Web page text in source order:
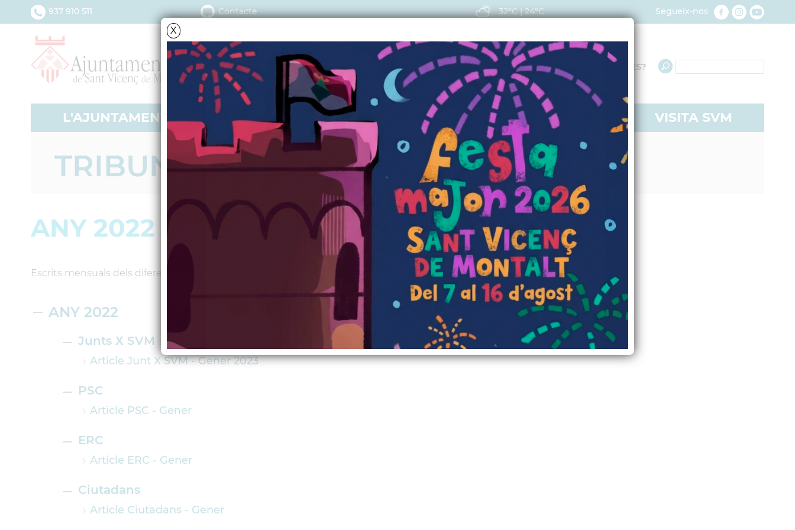
X
L'AJUNTAMENT SERVEIS ACTUALITAT VIURE A SVM VISITA SVM
QUÈ NECESSITES?
937 910 511 Contacte 32ºC|24ºC Segueix-nos
TRIBUNA POLÍTICA
ANY 2022
Escrits mensuals dels diferents grups polítics municipals al butlletí InfoMontalt
ANY 2022
Junts X SVM
Article Junt X SVM - Gener 2023
PSC
Article PSC - Gener
ERC
Article ERC - Gener
Ciutadans
Article Ciutadans - Gener